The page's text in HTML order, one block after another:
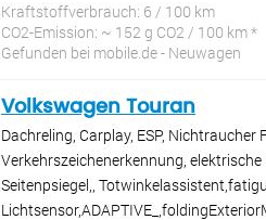
Kraftstoffverbrauch: 6 / 100 km
CO2-Emission: ~ 152 g CO2 / 100 km *
Gefunden bei mobile.de - Neuwagen
Volkswagen Touran
Dachreling, Carplay, ESP, Nichtraucher
Verkehrszeichenerkennung,
Seitenpsiegel,,